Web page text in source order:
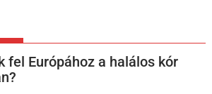
fel Európához a halálos kór